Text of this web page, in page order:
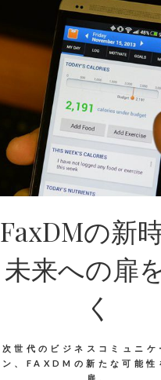
FaxDMの新
未来への扉
く
次世代のビジネスコミュニケ
ン、FAXDMの新たな可能性